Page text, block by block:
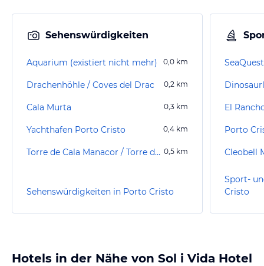
Sehenswürdigkeiten
Aquarium (existiert nicht mehr) 0,0 km
Drachenhöhle / Coves del Drac 0,2 km
Cala Murta 0,3 km
Yachthafen Porto Cristo 0,4 km
Torre de Cala Manacor / Torre dels Falcons 0,5 km
Sehenswürdigkeiten in Porto Cristo
El
Porto
Cleobell
Sport-
Cristo
Hotels in der Nähe von Sol i Vida Hotel